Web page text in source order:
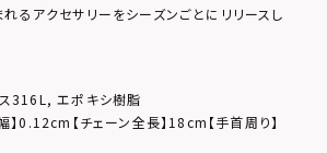
るアクセサリーをシーズンごとにリリースし
316L, エポキシ樹脂
】0.12cm【チェーン全長】18cm【手首周り】